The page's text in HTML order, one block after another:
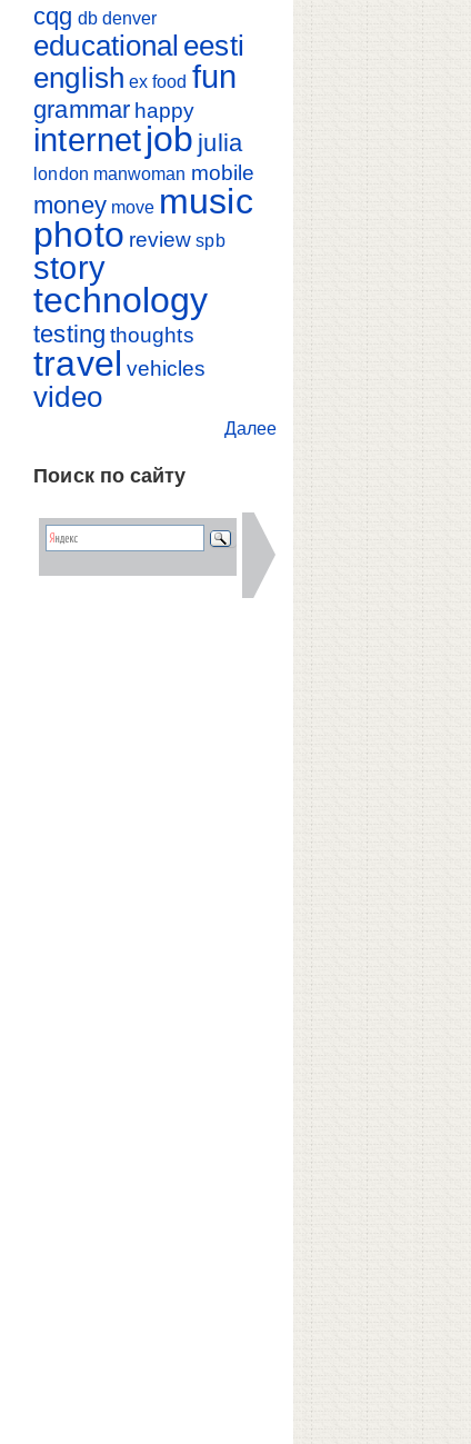
cqg db denver
educational eesti
english ex food fun
grammar happy
internetjob julia
london manwoman mobile
money move music
photo review spb
story
technology
testing thoughts
travel vehicles
video
Далее
Поиск по сайту